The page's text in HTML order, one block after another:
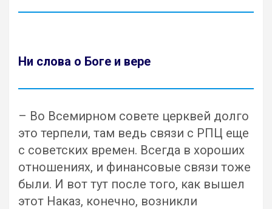
Ни слова о Боге и вере
– Во Всемирном совете церквей долго
это терпели, там ведь связи с РПЦ еще
с советских времен. Всегда в хороших
отношениях, и финансовые связи тоже
были. И вот тут после того, как вышел
этот Наказ, конечно, возникли